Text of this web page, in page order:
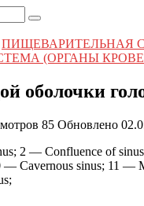
ПИЩЕВАРИТЕЛЬНАЯ
(ОРГАНЫ
оболочки
85 Обновлено
2 — Confluence of
— Cavernous sinus; 11